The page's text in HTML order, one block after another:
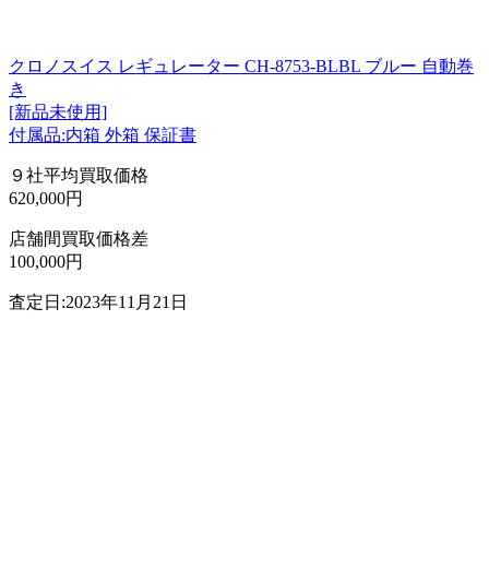
クロノスイス レギュレーター CH-8753-BLBL ブルー 自動巻
き
[新品未使用]
付属品:内箱 外箱 保証書
９社平均買取価格
620,000円
店舗間買取価格差
100,000円
査定日:2023年11月21日